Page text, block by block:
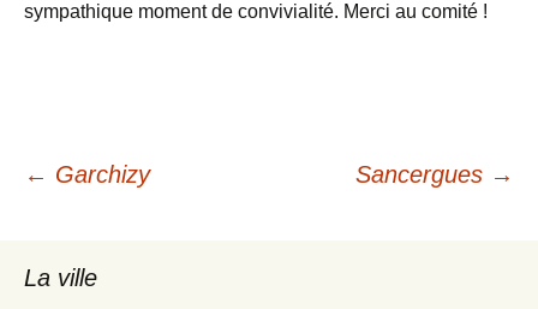
sympathique moment de convivialité. Merci au comité !
Navigation
des
← Garchizy Sancergues →
La ville